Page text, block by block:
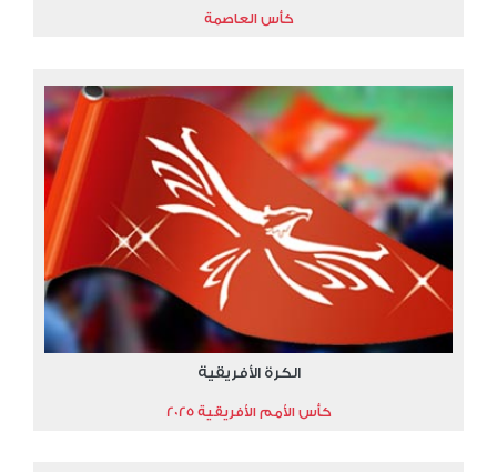
كأس العاصمة
الكرة الأفريقية
كأس الأمم الأفريقية 2025